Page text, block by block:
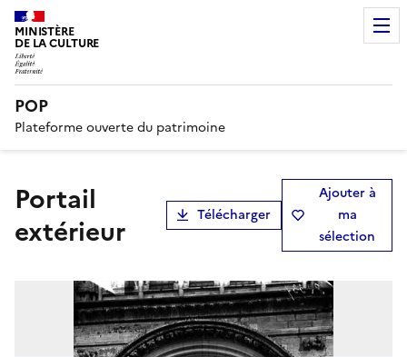
MINISTÈRE
DE LA CULTURE
POP
Plateforme ouverte du patrimoine
Portail
extérieur
Télécharger
Ajouter à
ma
sélection